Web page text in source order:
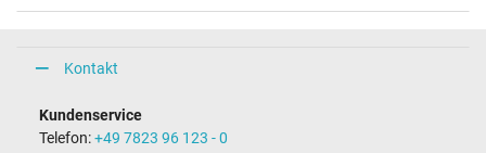
Kontakt
Kundenservice
Telefon:+49 7823 96 123 - 0